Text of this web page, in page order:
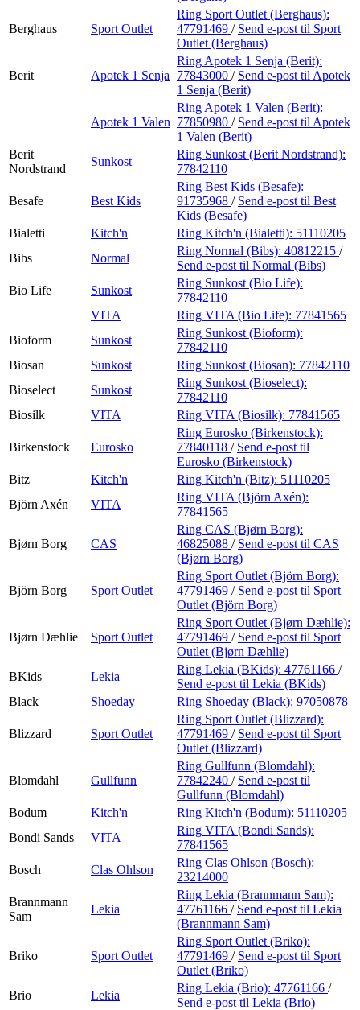
Berghaus Sport Outlet
Ring Sport Outlet (Berghaus):
47791469 / Send e-post til Sport
Outlet (Berghaus)
Berit Apotek 1 Senja
Ring Apotek 1 Senja (Berit):
77843000 / Send e-post til Apotek
1 Senja (Berit)
Apotek 1 Valen
Ring Apotek 1 Valen (Berit):
77850980 / Send e-post til Apotek
1 Valen (Berit)
Berit
Nordstrand
Sunkost
Ring Sunkost (Berit Nordstrand):
77842110
Besafe Best Kids
Ring Best Kids (Besafe):
91735968 / Send e-post til Best
Kids (Besafe)
Bialetti
Kitch'n Ring Kitch'n (Bialetti): 51110205
Bibs
Normal
Ring Normal (Bibs): 40812215 /
Send e-post til Normal (Bibs)
Bio Life
Sunkost
Ring Sunkost (Bio Life):
77842110
VITA
Ring VITA (Bio Life): 77841565
Bioform
Sunkost
Ring Sunkost (Bioform):
77842110
Biosan
Sunkost Ring Sunkost (Biosan): 77842110
Bioselect
Sunkost
Ring Sunkost (Bioselect):
77842110
Biosilk
VITA Ring VITA (Biosilk): 77841565
Birkenstock Eurosko
Ring Eurosko (Birkenstock):
77840118 / Send e-post til
Eurosko (Birkenstock)
Bitz
Kitch'n Ring Kitch'n (Bitz): 51110205
Björn Axén
VITA
Ring VITA (Björn Axén):
77841565
Bjørn Borg CAS
Ring CAS (Bjørn Borg):
46825088 / Send e-post til CAS
(Bjørn Borg)
Björn Borg Sport Outlet
Ring Sport Outlet (Björn Borg):
47791469 / Send e-post til Sport
Outlet (Björn Borg)
Bjørn Dæhlie Sport Outlet
Ring Sport Outlet (Bjørn Dæhlie):
47791469 / Send e-post til Sport
Outlet (Bjørn Dæhlie)
BKids
Lekia
Ring Lekia (BKids): 47761166 /
Send e-post til Lekia (BKids)
Black
Shoeday Ring Shoeday (Black): 97050878
Blizzard Sport Outlet
Ring Sport Outlet (Blizzard):
47791469 / Send e-post til Sport
Outlet (Blizzard)
Blomdahl Gullfunn
Ring Gullfunn (Blomdahl):
77842240 / Send e-post til
Gullfunn (Blomdahl)
Bodum
Kitch'n Ring Kitch'n (Bodum): 51110205
Bondi Sands
VITA
Ring VITA (Bondi Sands):
77841565
Bosch
Clas Ohlson
Ring Clas Ohlson (Bosch):
23214000
Brannmann
Sam
Lekia
Ring Lekia (Brannmann Sam):
47761166 / Send e-post til Lekia
(Brannmann Sam)
Briko Sport Outlet
Ring Sport Outlet (Briko):
47791469 / Send e-post til Sport
Outlet (Briko)
Brio
Lekia
Ring Lekia (Brio): 47761166 /
Send e-post til Lekia (Brio)